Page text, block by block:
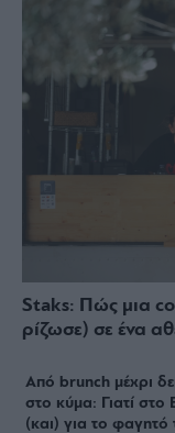
Staks: Πώς μια
ρίζωσε) σε ένα
Από brunch μέχρι
στο κύμα: Γιατί
(και) για το φαγητό